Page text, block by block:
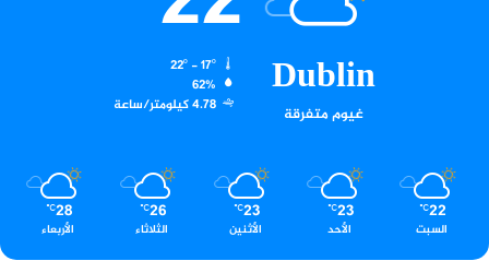
Dublin
غيوم متفرقة
62%
4.78 كيلومتر/ساعة
22
℃
السبت
23
℃
الأحد
23
℃
الأثنين
26
℃
الثلاثاء
28
℃
الأربعاء